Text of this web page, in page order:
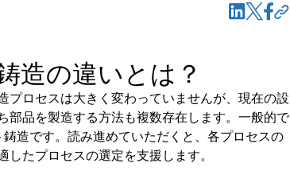
造の違いとは？
プロセスは大きく変わっていませんが、現在の設
品を製造する方法も複数存在します。一般的で
造です。読み進めていただくと、各プロセスの
たプロセスの選定を支援します。